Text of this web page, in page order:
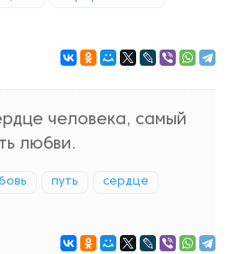
человека, самый
любви.
путь сердце